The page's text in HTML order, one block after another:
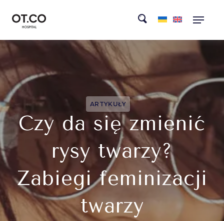
ARTYKUŁY
Czy da się zmienić
rysy twarzy?
Zabiegi feminizacji
twarzy